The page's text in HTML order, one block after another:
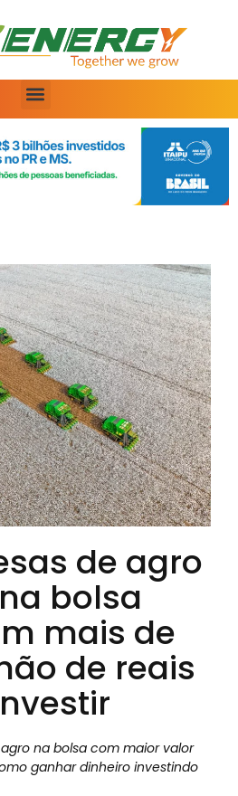
de agro
bolsa
mais de
de reais
na bolsa com maior valor
ganhar dinheiro investindo